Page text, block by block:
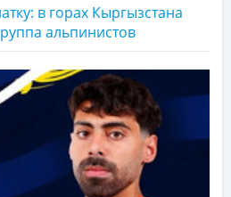
в горах Кыргызстана
альпинистов